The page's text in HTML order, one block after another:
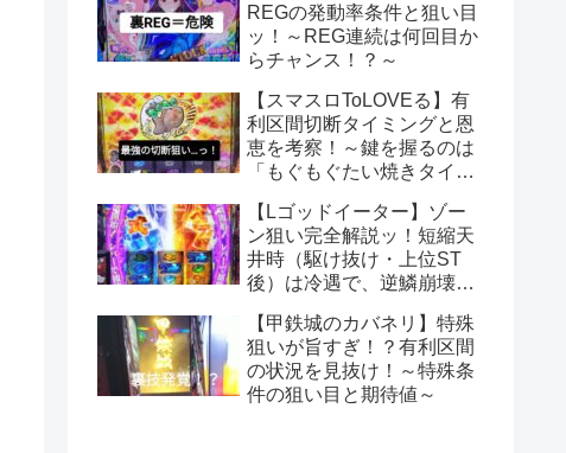
REGの発動率条件と狙い目
ッ！～REG連続は何回目か
らチャンス！？～
【スマスロToLOVEる】有
利区間切断タイミングと恩
恵を考察！～鍵を握るのは
「もぐもぐたい焼きタイ
【Lゴッドイーター】ゾー
ン狙い完全解説ッ！短縮天
井時（駆け抜け・上位ST
後）は冷遇で、逆鱗崩壊ハ
遇！？
【甲鉄城のカバネリ】特殊
狙いが旨すぎ！？有利区間
の状況を見抜け！～特殊条
件の狙い目と期待値～